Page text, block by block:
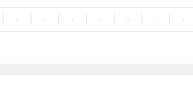
・ ・ ・ ・ ・ ・ ・